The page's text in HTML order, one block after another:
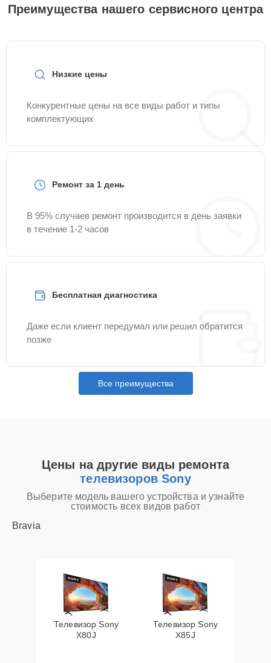
Преимущества нашего сервисного центра
Низкие цены
Конкурентные цены на все виды работ и типы
комплектующих
Ремонт за 1 день
В 95% случаев ремонт производится в день заявки
в течение 1-2 часов
Бесплатная диагностика
Даже если клиент передумал или решил обратится
позже
Все преимущества
Цены на другие виды ремонта
телевизоров Sony
Выберите модель вашего устройства и узнайте
стоимость всех видов работ
Bravia
Телевизор Sony
X80J
Телевизор Sony
X85J